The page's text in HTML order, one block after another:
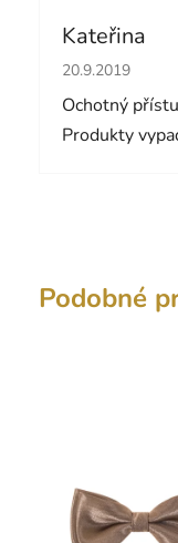
Kateřina
Hodnocení
20.9.2019
Ochotný
Produkty
Podobné